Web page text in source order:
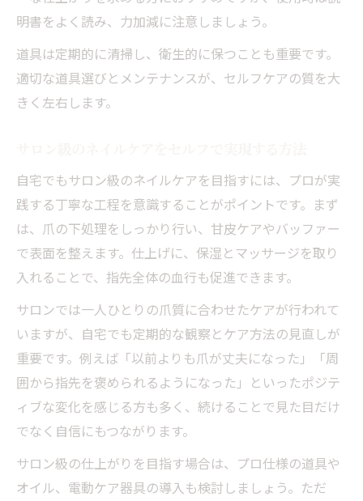
明書をよく読み、力加減に注意しましょう。
道具は定期的に清掃し、衛生的に保つことも重要です。
適切な道具選びとメンテナンスが、セルフケアの質を大
きく左右します。
自宅でもサロン級のネイルケアを目指すには、プロが実
践する丁寧な工程を意識することがポイントです。まず
は、爪の下処理をしっかり行い、甘皮ケアやバッファー
で表面を整えます。仕上げに、保湿とマッサージを取り
入れることで、指先全体の血行も促進できます。
サロンでは一人ひとりの爪質に合わせたケアが行われて
いますが、自宅でも定期的な観察とケア方法の見直しが
重要です。例えば「以前よりも爪が丈夫になった」「周
囲から指先を褒められるようになった」といったポジテ
ィブな変化を感じる方も多く、続けることで見た目だけ
でなく自信にもつながります。
サロン級の仕上がりを目指す場合は、プロ仕様の道具や
オイル、電動ケア器具の導入も検討しましょう。ただ